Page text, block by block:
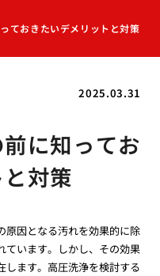
ておきたいデメリットと対策
2025.03.31
に知ってお
対策
原因となる汚れを効果的に除
ています。しかし、その効果
します。高圧洗浄を検討する